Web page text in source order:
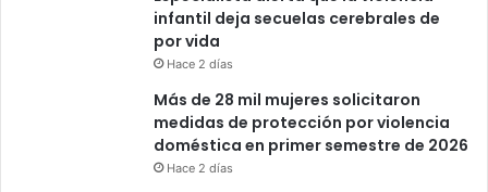
infantil deja secuelas cerebrales de
por vida
Hace 2 días
Más de 28 mil mujeres solicitaron
medidas de protección por violencia
doméstica en primer semestre de 2026
Hace 2 días